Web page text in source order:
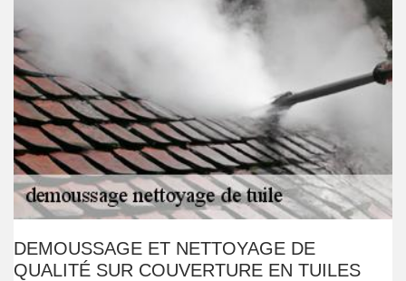
DEMOUSSAGE ET NETTOYAGE DE
QUALITÉ SUR COUVERTURE EN TUILES